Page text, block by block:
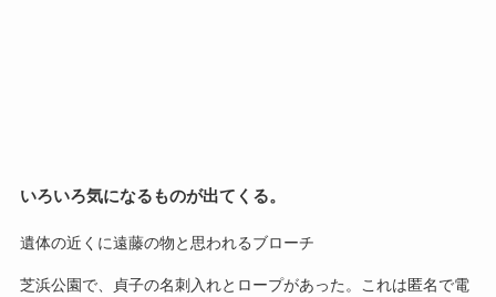
いろいろ気になるものが出てくる。
遺体の近くに遠藤の物と思われるブローチ
芝浜公園で、貞子の名刺入れとロープがあった。これは匿名で電